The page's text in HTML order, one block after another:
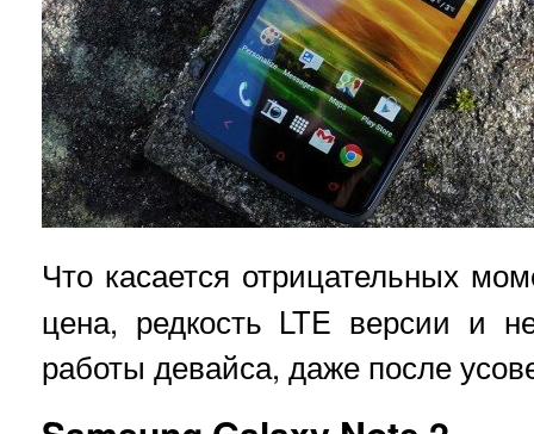
Что касается отрицательных
цена, редкость LTE версии и
работы девайса, даже после